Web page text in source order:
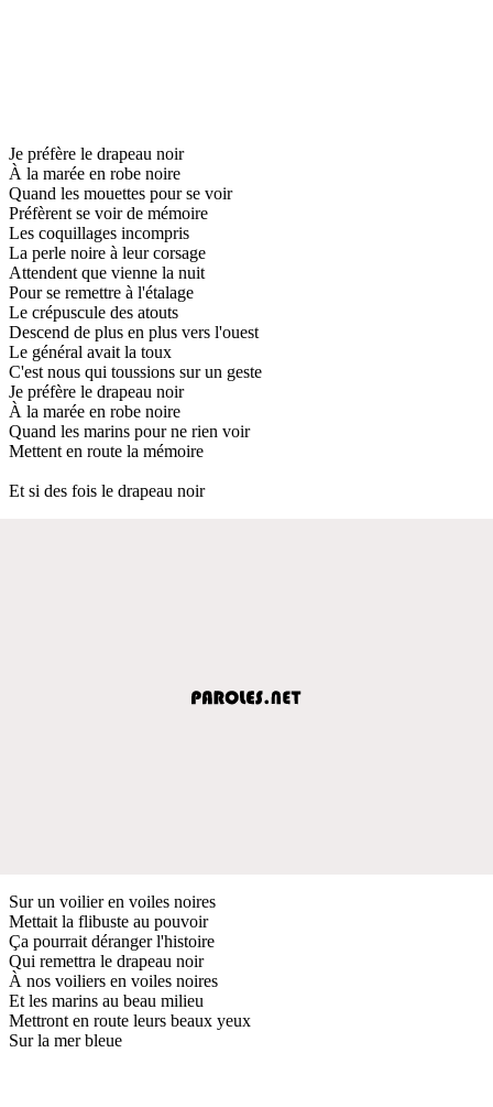
Je préfère le drapeau noir
À la marée en robe noire
Quand les mouettes pour se voir
Préfèrent se voir de mémoire
Les coquillages incompris
La perle noire à leur corsage
Attendent que vienne la nuit
Pour se remettre à l'étalage
Le crépuscule des atouts
Descend de plus en plus vers l'ouest
Le général avait la toux
C'est nous qui toussions sur un geste
Je préfère le drapeau noir
À la marée en robe noire
Quand les marins pour ne rien voir
Mettent en route la mémoire
Et si des fois le drapeau noir
Sur un voilier en voiles noires
Mettait la flibuste au pouvoir
Ça pourrait déranger l'histoire
Qui remettra le drapeau noir
À nos voiliers en voiles noires
Et les marins au beau milieu
Mettront en route leurs beaux yeux
Sur la mer bleue